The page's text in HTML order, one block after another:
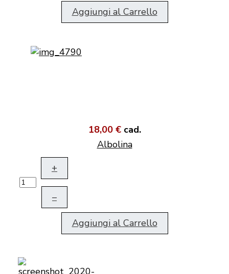
Aggiungi al Carrello
18,00 € cad.
Albolina
+
–
Aggiungi al Carrello